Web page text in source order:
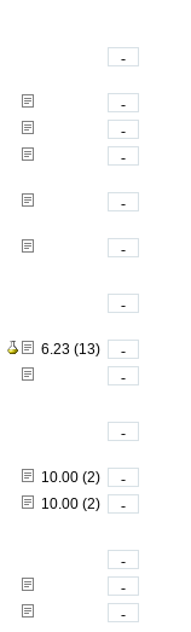
-
-
-
-
-
-
-
6.23 (13)
-
-
-
10.00 (2)
-
10.00 (2) -
-
-
-